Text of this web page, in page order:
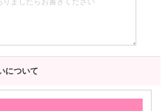
について